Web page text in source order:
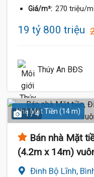
Giá/m²: 270 triệu/
19 tỷ 800 triệu
Thúy An BĐS
Nhà Mặt Tiền (14 m)
1 / 4
Bán nhà Mặt
(4.2m x 14m)
Đinh Bộ Lĩnh,